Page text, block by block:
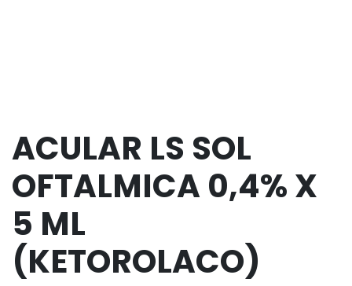
ACULAR LS SOL
OFTALMICA 0,4% X
5 ML
(KETOROLACO)